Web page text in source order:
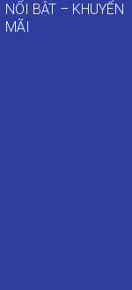
NỔI BẬT – KHUYẾN
MÃI